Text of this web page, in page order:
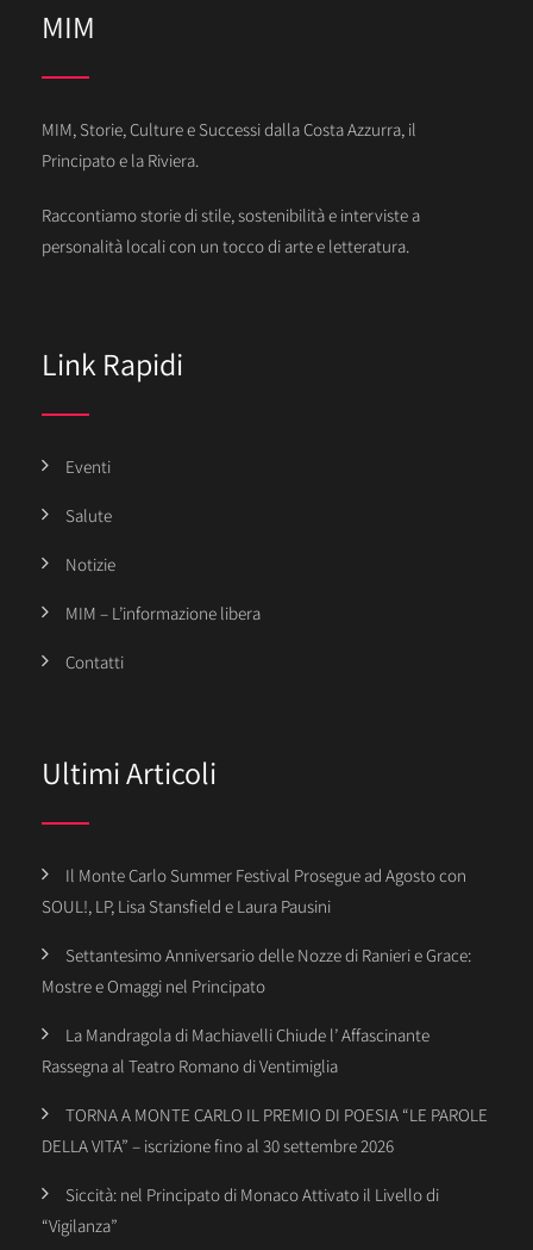
MIM
MIM, Storie, Culture e Successi dalla Costa Azzurra, il
Principato e la Riviera.
Raccontiamo storie di stile, sostenibilità e interviste a
personalità locali con un tocco di arte e letteratura.
Link Rapidi
Eventi
Salute
Notizie
MIM – L’informazione libera
Contatti
Ultimi Articoli
Il Monte Carlo Summer Festival Prosegue ad Agosto con
SOUL!, LP, Lisa Stansfield e Laura Pausini
Settantesimo Anniversario delle Nozze di Ranieri e Grace:
Mostre e Omaggi nel Principato
La Mandragola di Machiavelli Chiude l’ Affascinante
Rassegna al Teatro Romano di Ventimiglia
TORNA A MONTE CARLO IL PREMIO DI POESIA “LE PAROLE
DELLA VITA” – iscrizione fino al 30 settembre 2026
Siccità: nel Principato di Monaco Attivato il Livello di
“Vigilanza”